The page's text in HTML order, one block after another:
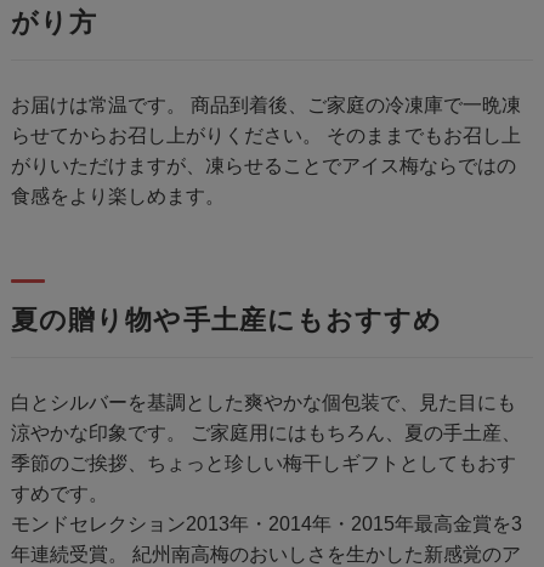
がり方
お届けは常温です。 商品到着後、ご家庭の冷凍庫で一晩凍
らせてからお召し上がりください。 そのままでもお召し上
がりいただけますが、凍らせることでアイス梅ならではの
食感をより楽しめます。
夏の贈り物や手土産にもおすすめ
白とシルバーを基調とした爽やかな個包装で、見た目にも
涼やかな印象です。 ご家庭用にはもちろん、夏の手土産、
季節のご挨拶、ちょっと珍しい梅干しギフトとしてもおす
すめです。
モンドセレクション2013年・2014年・2015年最高金賞を3
年連続受賞。 紀州南高梅のおいしさを生かした新感覚のア